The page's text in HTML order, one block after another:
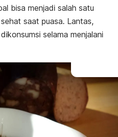
bisa menjadi salah satu
saat puasa. Lantas,
selama menjalani